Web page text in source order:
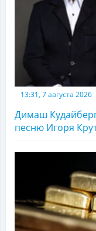
13:31, 7 августа 2026
Димаш
песню Игоря